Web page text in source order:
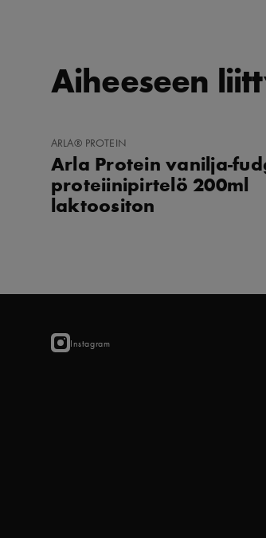
Aiheeseen
LISÄÄ
ARLA® PROTEIN
Arla Protein vanilja-
proteiinipirtelö 200ml
laktoositon
Instagram